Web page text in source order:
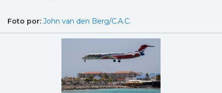
Foto por: John van den Berg/C.A.C.